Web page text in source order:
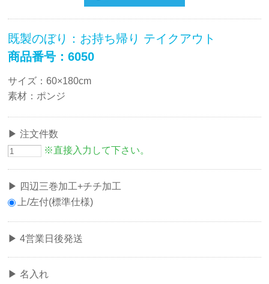
既製のぼり：お持ち帰り テイクアウト
商品番号：6050
サイズ：60×180cm
素材：ポンジ
注文件数
※直接入力して下さい。
四辺三巻加工+チチ加工
上/左付(標準仕様)
4営業日後発送
名入れ